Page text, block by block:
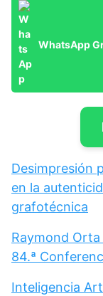
WhatsApp
Desimpresión
en la
grafotécnica
Raymond Orta
84.ª
Inteligencia